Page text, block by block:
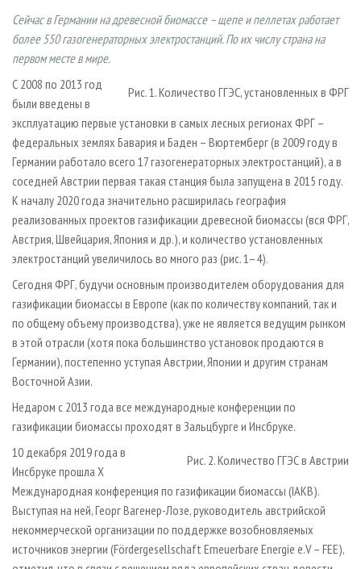
СУШКА ДРЕВЕСИНЫ
ПРОИЗВОДСТВО ДРЕВЕСНЫХ ПЛИТ
ДЕРЕВЯННОЕ ДОМОСТРОЕНИЕ
ПРОИЗВОДСТВО МЕБЕЛИ
БИОЭНЕРГЕТИКА
ЦБП
ИНСТРУМЕНТ И МАТЕРИАЛЫ
ПЕРСОНЫ
МОБИЛЬНЫЕ ВЫСТАВКИ
ОФИЦИАЛЬНЫЕ ДЕЛЕГАЦИИ
ПРИОРИТЕТНЫЕ ИНВЕСТПРОЕКТЫ
RUSSIAN FORESTRY REVIEW
ГАЗЕТА ЛЕСПРОМФОРУМ
БИБЛИОТЕКА СПЕЦИАЛИСТА
КОНТАКТЫ
РЕКЛАМА
РЕКЛАМА НА САЙТЕ
Сейчас в Германии на древесной биомассе – щепе и пеллетах работает
более 550 газогенераторных электростанций. По их числу страна на
первом месте в мире.
Рис. 1. Количество ГГЭС, установленных в ФРГ
С 2008 по 2013 год
были введены в
эксплуатацию первые установки в самых лесных регионах ФРГ –
федеральных землях Бавария и Баден – Вюртемберг (в 2009 году в
Германии работало всего 17 газогенераторных электростанций), а в
соседней Австрии первая такая станция была запущена в 2015 году.
К началу 2020 года значительно расширилась география
реализованных проектов газификации древесной биомассы (вся ФРГ,
Австрия, Швейцария, Япония и др.), и количество установленных
электростанций увеличилось во много раз (рис. 1–4).
Сегодня ФРГ, будучи основным производителем оборудования для
газификации биомассы в Европе (как по количеству компаний, так и
по общему объему производства), уже не является ведущим рынком
в этой отрасли (хотя пока большинство установок продаются в
Германии), постепенно уступая Австрии, Японии и другим странам
Восточной Азии.
Недаром с 2013 года все международные конференции по
газификации биомассы проходят в Зальц­бурге и Инсбруке.
Рис. 2. Количество ГГЭС в Австрии
10 декабря 2019 года в
Инсбруке прошла X
Международная конференция по газификации биомассы (IAKB).
Выступая на ней, Георг Вагенер-Лозе, руководитель австрийской
некоммерческой организации по поддержке возобновляемых
источников энергии (Fördergesellschaft Erneuerbare Energie e.V – FEE),